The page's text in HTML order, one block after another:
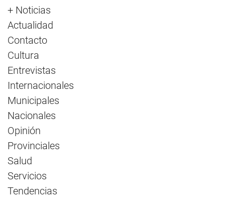
+ Noticias
Actualidad
Contacto
Cultura
Entrevistas
Internacionales
Municipales
Nacionales
Opinión
Provinciales
Salud
Servicios
Tendencias